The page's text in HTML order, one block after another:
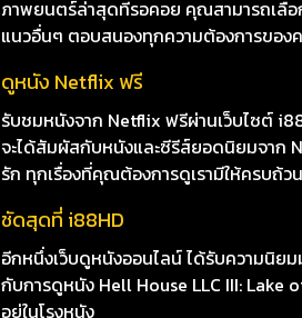
ภาพยนตร์ล่าสุดที่รอคอย คุณสามารถเลือ
แนวอื่นๆ ตอบสนองทุกความต้องการของ
ดูหนัง Netflix ฟรี
รับชมหนังจาก Netflix ฟรีผ่านเว็บไซต์
จะได้สัมผัสกับหนังและซีรีส์ยอดนิยมจาก
รัก ทุกเรื่องที่คุณต้องการดูเรามีให้ครบถ้วน
ชัดสุดที่ i88HD
อีกหนึ่งเว็บดูหนังออนไลน์ ได้รับความนิย
กับการดูหนัง Hell House LLC III: Lake
อยู่ในโรงหนัง